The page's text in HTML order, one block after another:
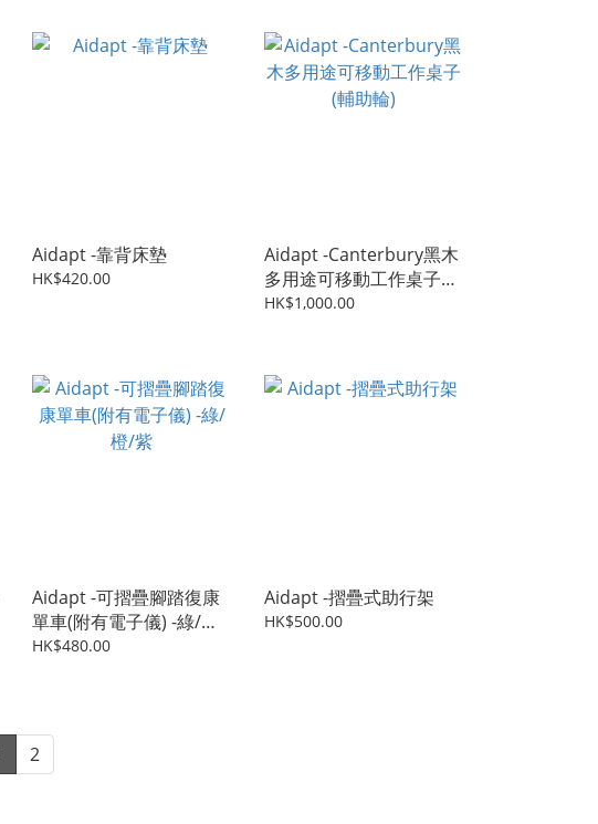
Aidapt -靠背床墊
HK$420.00
Aidapt -Canterbury黑木
多用途可移動工作桌子
(輔助輪)
HK$1,000.00
Aidapt -可摺疊腳踏復康
單車(附有電子儀) -綠/橙/
紫
HK$480.00
Aidapt -摺疊式助行架
HK$500.00
2